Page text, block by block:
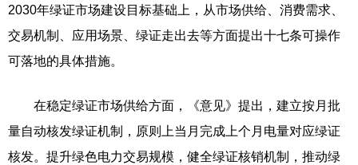
2030年绿证市场建设目标基础上，从市场供给、消费需求、
交易机制、应用场景、绿证走出去等方面提出十七条可操作
可落地的具体措施。
在稳定绿证市场供给方面，《意见》提出，建立按月批
量自动核发绿证机制，原则上当月完成上个月电量对应绿证
核发。提升绿色电力交易规模，健全绿证核销机制，推动绿